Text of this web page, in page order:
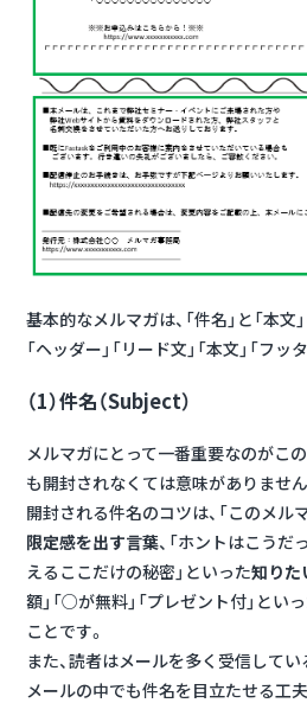
基本的なメルマガは、「件名」と「本
「ヘッダー」「リード文」「本文」「フッ
（1）件名（Subject）
メルマガにとって一番重要なのがこ
も開封されなくては意味がありません
開封される件名のコツは、「このメル
限定感を出す言葉、「ホントはこうだ
えるここだけの秘密」といった知りた
額」「○が無料」「プレゼント付」とい
ことです。
また、読者はメールを多く受信して
メールの中でも件名を目立たせる工